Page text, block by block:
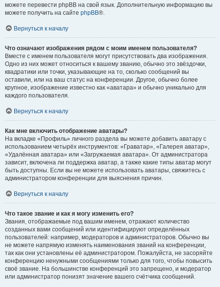
можете перевести phpBB на свой язык. Дополнительную информацию вы
можете получить на сайте phpBB®.
Вернуться к началу
Что означают изображения рядом с моим именем пользователя?
Вместе с именем пользователя могут присутствовать два изображения.
Одно из них может относиться к вашему званию, обычно это звёздочки,
квадратики или точки, указывающие на то, сколько сообщений вы
оставили, или на ваш статус на конференции. Другое, обычно более
крупное, изображение известно как «аватара» и обычно уникально для
каждого пользователя.
Вернуться к началу
Как мне включить отображение аватары?
На вкладке «Профиль» личного раздела вы можете добавить аватару с
использованием четырёх инструментов: «Граватар», «Галерея аватар»,
«Удалённая аватара» или «Загружаемая аватара». От администратора
зависит, включена ли поддержка аватар, а также какие типы аватар могут
быть доступны. Если вы не можете использовать аватары, свяжитесь с
администратором конференции для выяснения причин.
Вернуться к началу
Что такое звание и как я могу изменить его?
Звания, отображаемые под вашим именем, отражают количество
созданных вами сообщений или идентифицируют определённых
пользователей: например, модераторов и администраторов. Обычно вы
не можете напрямую изменять наименования званий на конференции,
так как они установлены её администратором. Пожалуйста, не засоряйте
конференцию ненужными сообщениями только для того, чтобы повысить
своё звание. На большинстве конференций это запрещено, и модератор
или администратор понизят значение вашего счётчика сообщений.